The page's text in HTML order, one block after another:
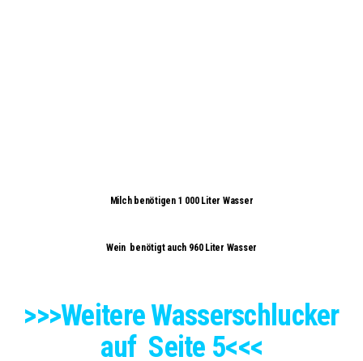
Milch benötigen 1 000 Liter Wasser
Wein benötigt auch 960 Liter Wasser
>>>Weitere Wasserschlucker
auf Seite 5<<<